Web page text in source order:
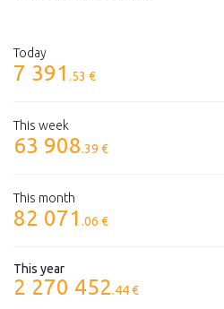
Today
7 391 .53 €
This week
63 908.39 €
This month
82 071 .06 €
This year
2 270 452.44 €